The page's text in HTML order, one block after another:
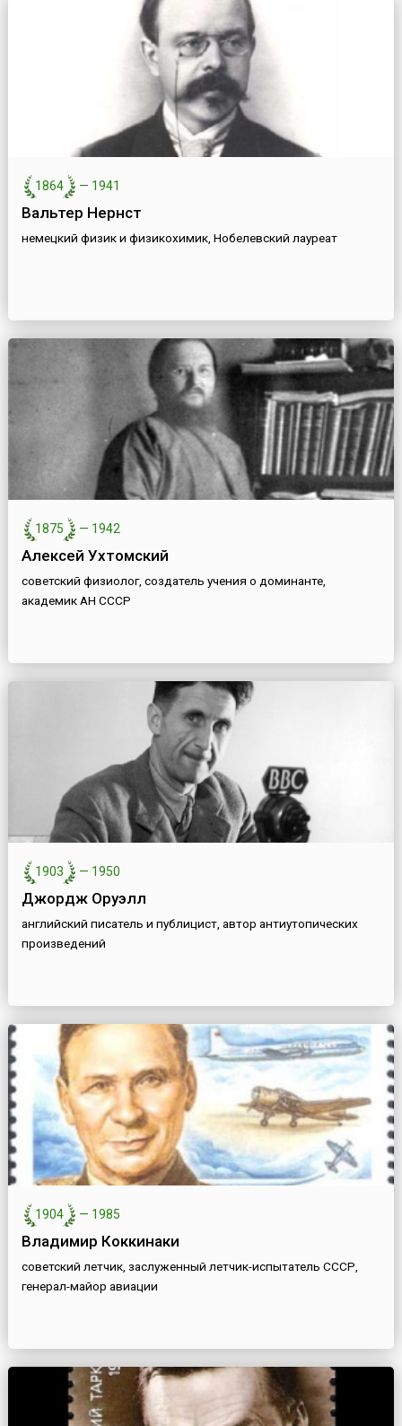
1864 — 1941
Вальтер Нернст
немецкий физик и физикохимик, Нобелевский лауреат
1875 — 1942
Алексей Ухтомский
советский физиолог, создатель учения о доминанте,
академик АН СССР
1903 — 1950
Джордж Оруэлл
английский писатель и публицист, автор антиутопических
произведений
1904 — 1985
Владимир Коккинаки
советский летчик, заслуженный летчик-испытатель СССР,
генерал-майор авиации